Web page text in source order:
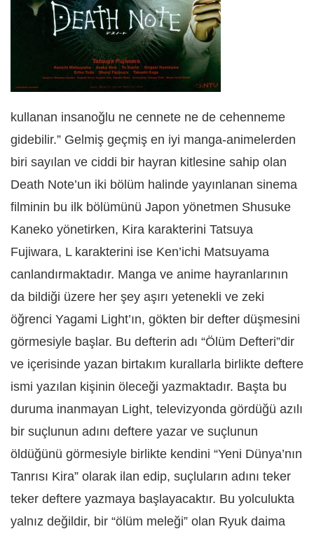
kullanan insanoğlu ne cennete ne de cehenneme
gidebilir.” Gelmiş geçmiş en iyi manga-animelerden
biri sayılan ve ciddi bir hayran kitlesine sahip olan
Death Note’un iki bölüm halinde yayınlanan sinema
filminin bu ilk bölümünü Japon yönetmen Shusuke
Kaneko yönetirken, Kira karakterini Tatsuya
Fujiwara, L karakterini ise Ken’ichi Matsuyama
canlandırmaktadır. Manga ve anime hayranlarının
da bildiği üzere her şey aşırı yetenekli ve zeki
öğrenci Yagami Light’ın, gökten bir defter düşmesini
görmesiyle başlar. Bu defterin adı “Ölüm Defteri”dir
ve içerisinde yazan birtakım kurallarla birlikte deftere
ismi yazılan kişinin öleceği yazmaktadır. Başta bu
duruma inanmayan Light, televizyonda gördüğü azılı
bir suçlunun adını deftere yazar ve suçlunun
öldüğünü görmesiyle birlikte kendini “Yeni Dünya’nın
Tanrısı Kira” olarak ilan edip, suçluların adını teker
teker deftere yazmaya başlayacaktır. Bu yolculukta
yalnız değildir, bir “ölüm meleği” olan Ryuk daima